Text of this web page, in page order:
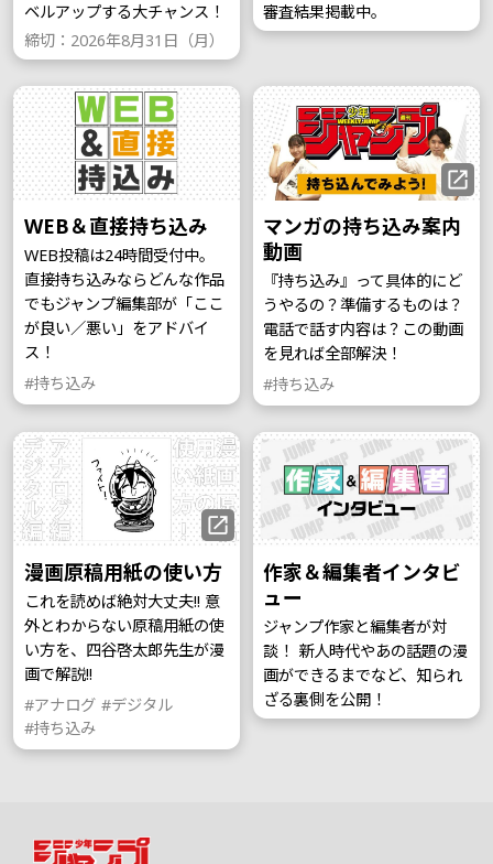
ベルアップする大チャンス！
締切：2026年8月31日（月）
審査結果掲載中。
WEB＆直接持ち込み
WEB投稿は24時間受付中。
直接持ち込みならどんな作品
でもジャンプ編集部が「ここ
が良い／悪い」をアドバイ
ス！
#持ち込み
マンガの持ち込み案内
動画
『持ち込み』って具体的にど
うやるの？準備するものは？
電話で話す内容は？この動画
を見れば全部解決！
#持ち込み
漫画原稿用紙の使い方
これを読めば絶対大丈夫!! 意
外とわからない原稿用紙の使
い方を、四谷啓太郎先生が漫
画で解説!!
#アナログ #デジタル
#持ち込み
作家＆編集者インタビ
ュー
ジャンプ作家と編集者が対
談！ 新人時代やあの話題の漫
画ができるまでなど、知られ
ざる裏側を公開！